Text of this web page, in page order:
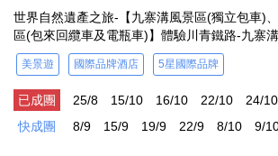
世界自然遺產之旅-【九寨溝風景區(獨立包車)
區(包來回纜車及電瓶車)】體驗川青鐵路-九寨
美景遊 國際品牌酒店 5星國際品牌
已成團 25/8 15/10 16/10 22/10 24/10
快成團
8/9 15/9 19/9 22/9 8/10 9/